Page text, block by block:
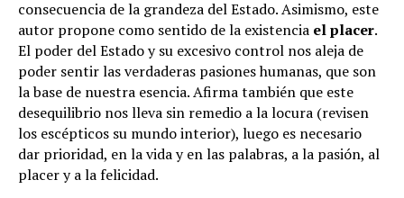
consecuencia de la grandeza del Estado. Asimismo, este
autor propone como sentido de la existencia el placer.
El poder del Estado y su excesivo control nos aleja de
poder sentir las verdaderas pasiones humanas, que son
la base de nuestra esencia. Afirma también que este
desequilibrio nos lleva sin remedio a la locura (revisen
los escépticos su mundo interior), luego es necesario
dar prioridad, en la vida y en las palabras, a la pasión, al
placer y a la felicidad.